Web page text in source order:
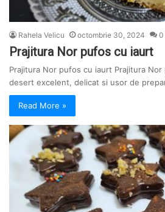
Rahela Velicu octombrie 30, 2024 0
Prajitura Nor pufos cu iaurt
Prajitura Nor pufos cu iaurt Prajitura
desert excelent, delicat si usor de
Read More »